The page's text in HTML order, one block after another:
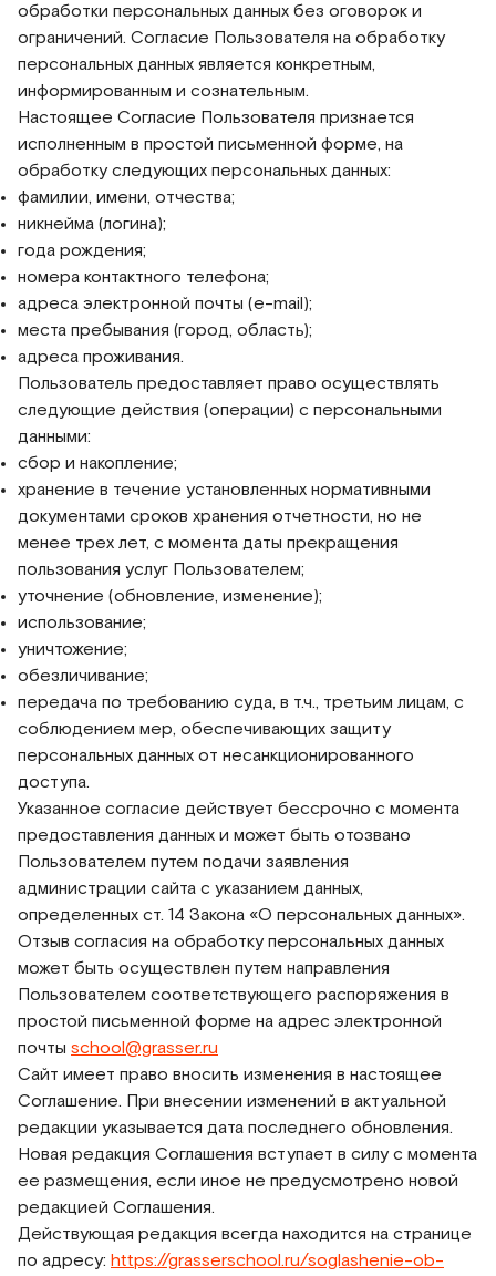
обработки персональных данных без оговорок и
ограничений. Согласие Пользователя на обработку
персональных данных является конкретным,
информированным и сознательным.
Настоящее Согласие Пользователя признается
исполненным в простой письменной форме, на
обработку следующих персональных данных:
фамилии, имени, отчества;
никнейма (логина);
года рождения;
номера контактного телефона;
адреса электронной почты (e-mail);
места пребывания (город, область);
адреса проживания.
Пользователь предоставляет право осуществлять
следующие действия (операции) с персональными
данными:
сбор и накопление;
хранение в течение установленных нормативными
документами сроков хранения отчетности, но не
менее трех лет, с момента даты прекращения
пользования услуг Пользователем;
уточнение (обновление, изменение);
использование;
уничтожение;
обезличивание;
передача по требованию суда, в т.ч., третьим лицам, с
соблюдением мер, обеспечивающих защиту
персональных данных от несанкционированного
доступа.
Указанное согласие действует бессрочно с момента
предоставления данных и может быть отозвано
Пользователем путем подачи заявления
администрации сайта с указанием данных,
определенных ст. 14 Закона «О персональных данных».
Отзыв согласия на обработку персональных данных
может быть осуществлен путем направления
Пользователем соответствующего распоряжения в
простой письменной форме на адрес электронной
почты school@grasser.ru
Сайт имеет право вносить изменения в настоящее
Соглашение. При внесении изменений в актуальной
редакции указывается дата последнего обновления.
Новая редакция Соглашения вступает в силу с момента
ее размещения, если иное не предусмотрено новой
редакцией Соглашения.
Действующая редакция всегда находится на странице
по адресу: https://grasserschool.ru/soglashenie-ob-